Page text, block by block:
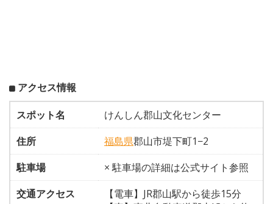
アクセス情報
スポット名
けんしん郡山文化センター
住所
福島県郡山市堤下町1−2
駐車場
× 駐車場の詳細は公式サイト参照
交通アクセス
【電車】JR郡山駅から徒歩15分